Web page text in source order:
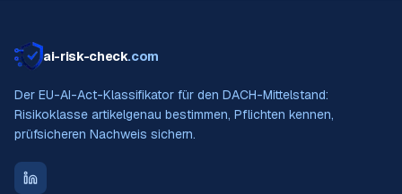
ai-risk-check.com
Der EU-AI-Act-Klassifikator für den DACH-Mittelstand:
Risikoklasse artikelgenau bestimmen, Pflichten kennen,
prüfsicheren Nachweis sichern.